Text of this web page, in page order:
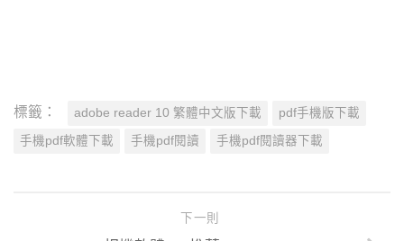
標籤： adobe reader 10 繁體中文版下載 pdf手機版下載
手機pdf軟體下載 手機pdf閱讀 手機pdf閱讀器下載
下一則